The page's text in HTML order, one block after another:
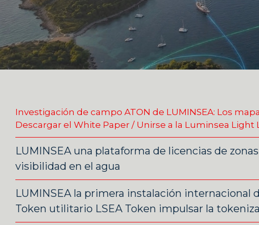
Investigación de campo ATON de LUMINSEA: Los
Descargar el White Paper / Unirse a la Luminsea Light
LUMINSEA una plataforma de licencias de
visibilidad en el agua
LUMINSEA la primera instalación internacional
Token utilitario LSEA Token impulsar la